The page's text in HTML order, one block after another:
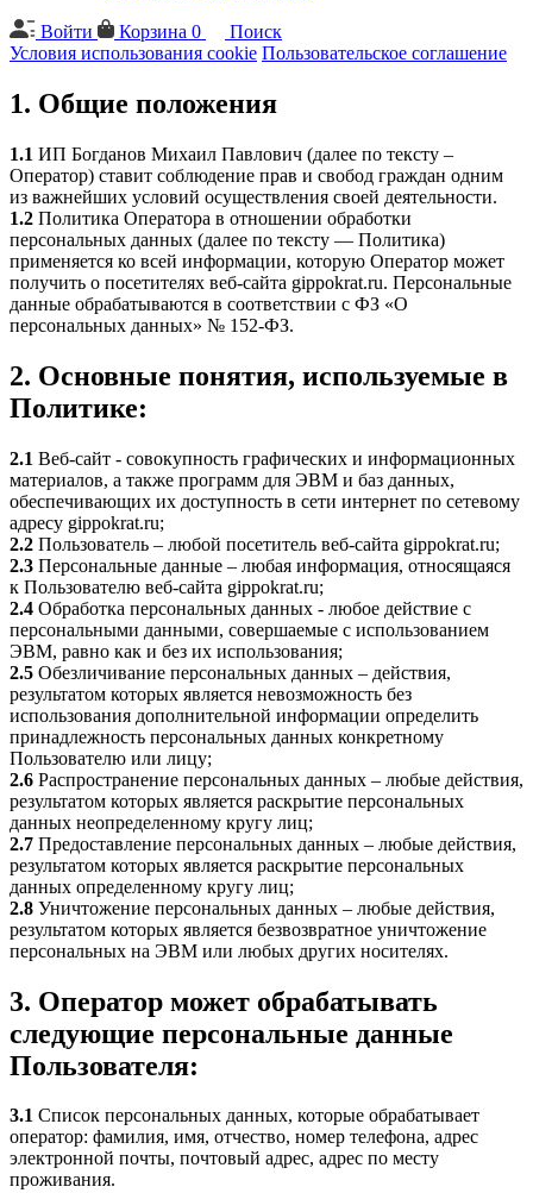
Войти Корзина 0
Поиск
Условия использования cookie Пользовательское соглашение
1. Общие положения
1.1 ИП Богданов Михаил Павлович (далее по тексту –
Оператор) ставит соблюдение прав и свобод граждан одним
из важнейших условий осуществления своей деятельности.
1.2 Политика Оператора в отношении обработки
персональных данных (далее по тексту — Политика)
применяется ко всей информации, которую Оператор может
получить о посетителях веб-сайта gippokrat.ru. Персональные
данные обрабатываются в соответствии с ФЗ «О
персональных данных» № 152-ФЗ.
2. Основные понятия, используемые в
Политике:
2.1 Веб-сайт - совокупность графических и информационных
материалов, а также программ для ЭВМ и баз данных,
обеспечивающих их доступность в сети интернет по сетевому
адресу gippokrat.ru;
2.2 Пользователь – любой посетитель веб-сайта gippokrat.ru;
2.3 Персональные данные – любая информация, относящаяся
к Пользователю веб-сайта gippokrat.ru;
2.4 Обработка персональных данных - любое действие с
персональными данными, совершаемые с использованием
ЭВМ, равно как и без их использования;
2.5 Обезличивание персональных данных – действия,
результатом которых является невозможность без
использования дополнительной информации определить
принадлежность персональных данных конкретному
Пользователю или лицу;
2.6 Распространение персональных данных – любые действия,
результатом которых является раскрытие персональных
данных неопределенному кругу лиц;
2.7 Предоставление персональных данных – любые действия,
результатом которых является раскрытие персональных
данных определенному кругу лиц;
2.8 Уничтожение персональных данных – любые действия,
результатом которых является безвозвратное уничтожение
персональных на ЭВМ или любых других носителях.
3. Оператор может обрабатывать
следующие персональные данные
Пользователя:
3.1 Список персональных данных, которые обрабатывает
оператор: фамилия, имя, отчество, номер телефона, адрес
электронной почты, почтовый адрес, адрес по месту
проживания.